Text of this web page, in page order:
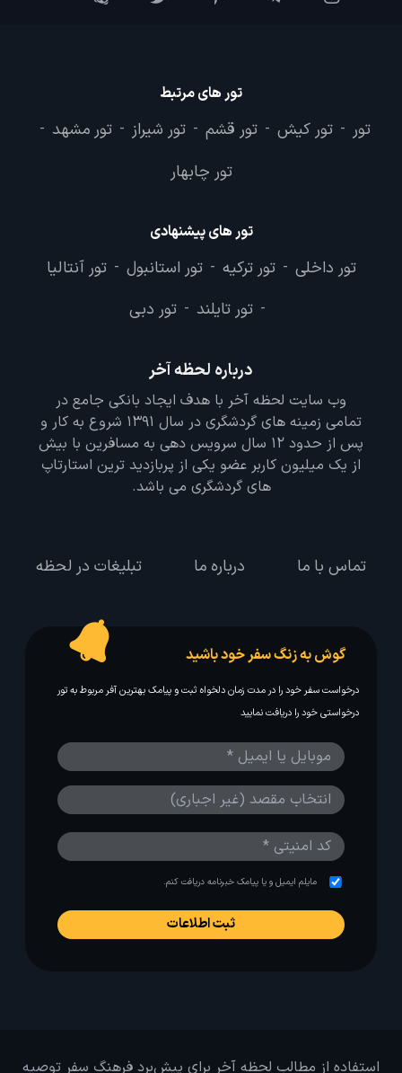
تور های مرتبط
تور - تور کیش - تور قشم - تور شیراز - تور مشهد -
تور چابهار
تور های پیشنهادی
تور داخلی - تور ترکیه - تور استانبول - تور آنتالیا
- تور تایلند - تور دبی
درباره لحظه آخر
وب سایت لحظه آخر با هدف ایجاد بانکی جامع در
تمامی زمینه های گردشگری در سال 1391 شروع به کار و
پس از حدود 12 سال سرویس دهی به مسافرین با بیش
از یک میلیون کاربر عضو یکی از پربازدید ترین استارتاپ
های گردشگری می باشد.
تماس با ما درباره ما تبلیغات در لحظه
گوش به زنگ سفر خود باشید
درخواست سفر خود را در مدت زمان دلخواه ثبت و پیامک بهترین آفر مربوط به تور
درخواستی خود را دریافت نمایید
مایلم ایمیل و یا پیامک خبرنامه دریافت کنم.
استفاده از مطالب لحظه آخر برای پیش‌برد فرهنگ سفر توصیه